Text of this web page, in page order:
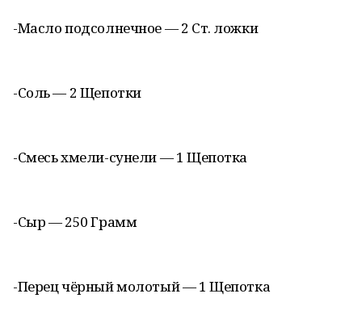
-Масло подсолнечное — 2 Ст. ложки
-Соль — 2 Щепотки
-Смесь хмели-сунели — 1 Щепотка
-Сыр — 250 Грамм
-Перец чёрный молотый — 1 Щепотка